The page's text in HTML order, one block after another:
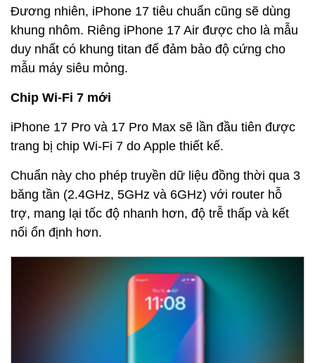
Đương nhiên, iPhone 17 tiêu chuẩn cũng sẽ dùng
khung nhôm. Riêng iPhone 17 Air được cho là mẫu
duy nhất có khung titan để đảm bảo độ cứng cho
mẫu máy siêu mỏng.
Chip Wi-Fi 7 mới
iPhone 17 Pro và 17 Pro Max sẽ lần đầu tiên được
trang bị chip Wi-Fi 7 do Apple thiết kế.
Chuẩn này cho phép truyền dữ liệu đồng thời qua 3
băng tần (2.4GHz, 5GHz và 6GHz) với router hỗ
trợ, mang lại tốc độ nhanh hơn, độ trễ thấp và kết
nối ổn định hơn.